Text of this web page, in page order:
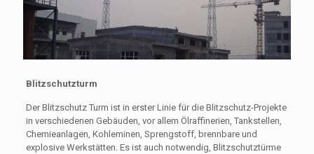
Blitzschutzturm
Der Blitzschutz Turm ist in erster Linie für die Blitzschutz-Projekte
in verschiedenen Gebäuden, vor allem Ölraffinerien, Tankstellen,
Chemieanlagen, Kohleminen, Sprengstoff, brennbare und
explosive Werkstätten. Es ist auch notwendig, Blitzschutztürme